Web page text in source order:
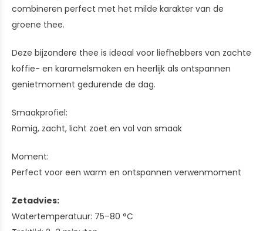
combineren perfect met het milde karakter van de
groene thee.
Deze bijzondere thee is ideaal voor liefhebbers van zachte
koffie- en karamelsmaken en heerlijk als ontspannen
genietmoment gedurende de dag.
Smaakprofiel:
Romig, zacht, licht zoet en vol van smaak
Moment:
Perfect voor een warm en ontspannen verwenmoment
Zetadvies:
Watertemperatuur: 75–80 °C